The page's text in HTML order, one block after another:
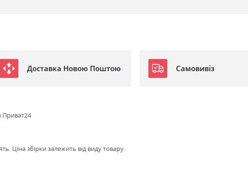
Доставка Новою Поштою Самовивіз
Приват24
Ціна збірки залежить від виду товару.